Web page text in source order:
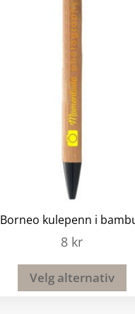
Borneo kulepenn i
8 kr
Velg alternativ